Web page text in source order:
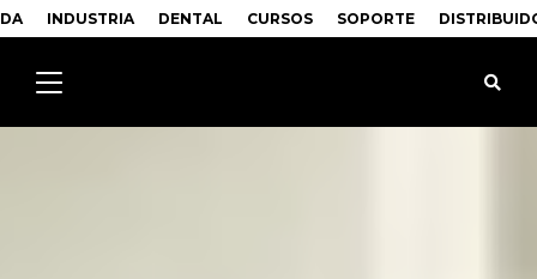
INDUSTRIA DENTAL CURSOS SOPORTE